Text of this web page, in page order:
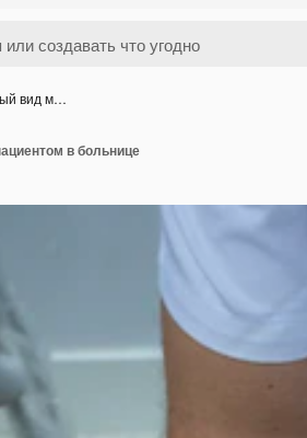
вид м…
в больнице